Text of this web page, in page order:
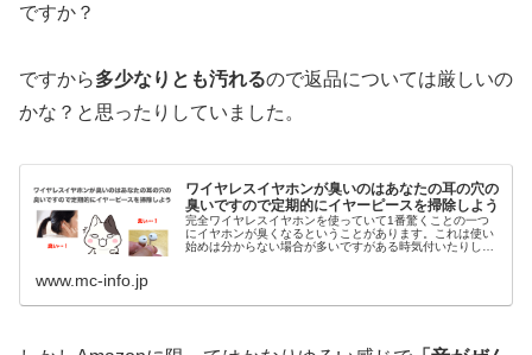
ですか？
ですから多少なりとも汚れるので返品については厳しいの
かな？と思ったりしていました。
ワイヤレスイヤホンが臭いのはあなたの耳の穴の
臭いですので定期的にイヤーピースを掃除しよう
完全ワイヤレスイヤホンを使っていて1番驚くことの一つ
にイヤホンが臭くなるということがあります。これは使い
始めは分からない場合が多いですがある時気付いたりしま
www.mc-info.jp